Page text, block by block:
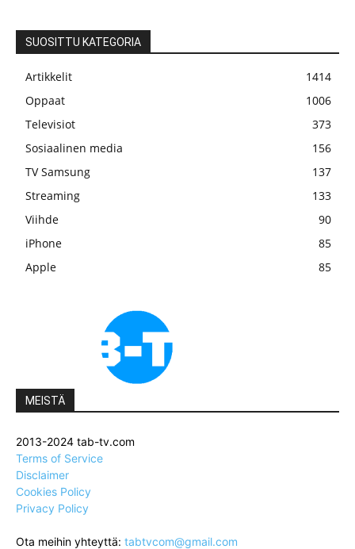
SUOSITTU KATEGORIA
Artikkelit
1414
Oppaat
1006
Televisiot
373
Sosiaalinen media
156
TV Samsung
137
Streaming
133
Viihde
90
iPhone
85
Apple
85
MEISTÄ
2013-2024 tab-tv.com
Terms of Service
Disclaimer
Cookies Policy
Privacy Policy
Ota meihin yhteyttä: tabtvcom@gmail.com